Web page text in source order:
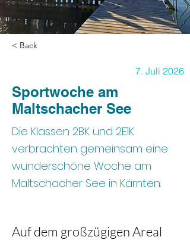
< Back
7. Juli 2026
Sportwoche am
Maltschacher See
Die Klassen 2BK und 2E1K
verbrachten gemeinsam eine
wunderschöne Woche am
Maltschacher See in Kärnten.
Auf dem großzügigen Areal